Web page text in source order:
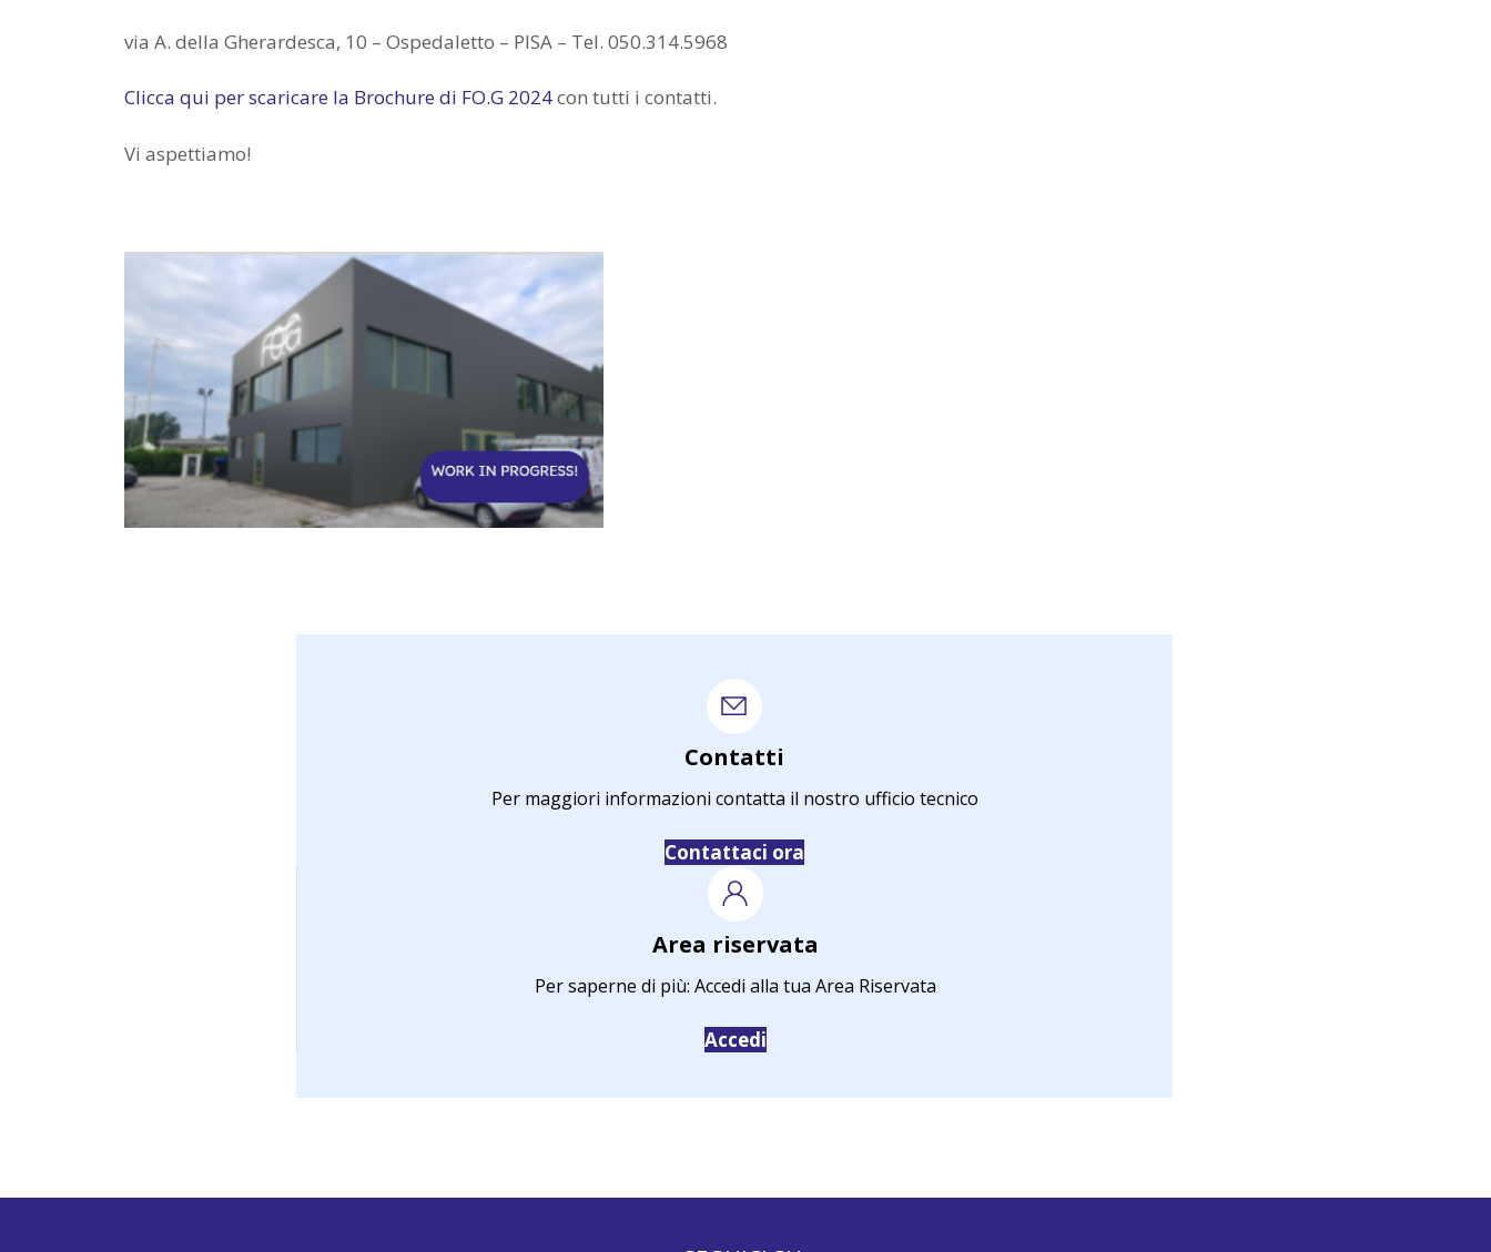
via A. della Gherardesca, 10 – Ospedaletto – PISA – Tel. 050.314.5968
Clicca qui per scaricare la Brochure di FO.G 2024con tutti i contatti.
Vi aspettiamo!
Contatti
Per maggiori informazioni contatta il nostro ufficio tecnico
Contattaci ora
Area riservata
Per saperne di più: Accedi alla tua Area Riservata
Accedi